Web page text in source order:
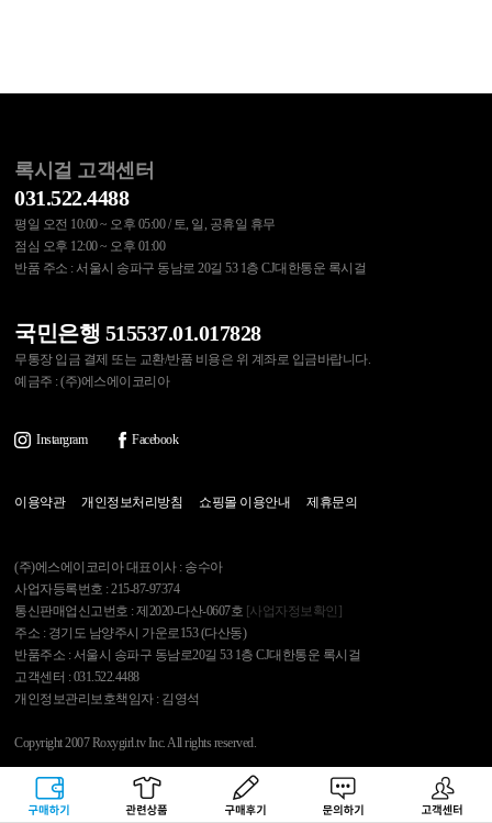
구매하기 관련상품 상품후기 문의하기 고객센터
록시걸 고객센터
031.522.4488
평일 오전 10:00 ~ 오후 05:00 / 토, 일, 공휴일 휴무
점심 오후 12:00 ~ 오후 01:00
반품 주소 : 서울시 송파구 동남로 20길 53 1층 CJ대한통운 록시걸
국민은행 515537.01.017828
무통장 입금 결제 또는 교환/반품 비용은 위 계좌로 입금바랍니다.
예금주 : (주)에스에이코리아
Instargram Facebook
이용약관 개인정보처리방침 쇼핑몰 이용안내 제휴문의
(주)에스에이코리아 대표이사 : 송수아
사업자등록번호 : 215-87-97374
통신판매업신고번호 : 제2020-다산-0607호 [사업자정보확인]
주소 : 경기도 남양주시 가운로153 (다산동)
반품주소 : 서울시 송파구 동남로20길 53 1층 CJ대한통운 록시걸
고객센터 : 031.522.4488
개인정보관리보호책임자 : 김영석
Copyright 2007 Roxygirl.tv Inc. All rights reserved.
록시걸 PC Ver